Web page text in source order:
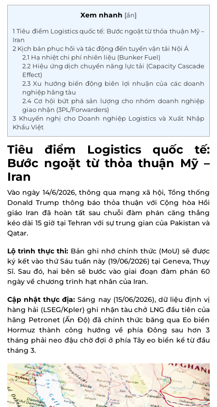
Xem nhanh [ẩn]
1 Tiêu điểm Logistics quốc tế: Bước ngoặt từ thỏa thuận Mỹ –
Iran
2 Kịch bản phục hồi và tác động đến tuyến vận tải Nội Á
2.1 Hạ nhiệt chi phí nhiên liệu (Bunker Fuel)
2.2Hiệu ứng dịch chuyển năng lực tải (Capacity Cascade
Effect)
2.3Xu hướng biến động biên lợi nhuận của các doanh
nghiệp hãng tàu
2.4Cơ hội bứt phá sản lượng cho nhóm doanh nghiệp
giao nhận (3PL/Forwarders)
3 Khuyến nghị cho Doanh nghiệp Logistics và Xuất Nhập
Khẩu Việt
Tiêu điểm Logistics quốc tế:
Bước ngoặt từ thỏa thuận Mỹ –
Iran
Vào ngày 14/6/2026, thông qua mạng xã hội, Tổng thống
Donald Trump thông báo thỏa thuận với Cộng hòa Hồi
giáo Iran đã hoàn tất sau chuỗi đàm phán căng thẳng
kéo dài 15 giờ tại Tehran với sự trung gian của Pakistan và
Qatar.
Lộ trình thực thi: Bản ghi nhớ chính thức (MoU) sẽ được
ký kết vào thứ Sáu tuần này (19/06/2026) tại Geneva, Thụy
Sĩ. Sau đó, hai bên sẽ bước vào giai đoạn đàm phán 60
ngày về chương trình hạt nhân của Iran.
Cập nhật thực địa: Sáng nay (15/06/2026), dữ liệu định vị
hàng hải (LSEG/Kpler) ghi nhận tàu chở LNG đầu tiên của
hãng Petronet (Ấn Độ) đã chính thức băng qua Eo biển
Hormuz thành công hướng về phía Đông sau hơn 3
tháng phải neo đậu chờ đợi ở phía Tây eo biển kể từ đầu
tháng 3.